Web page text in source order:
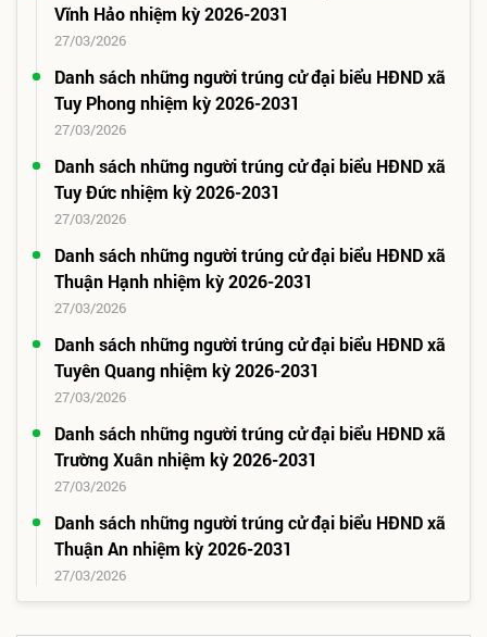
Vĩnh Hảo nhiệm kỳ 2026-2031
27/03/2026
Danh sách những người trúng cử đại biểu HĐND xã
Tuy Phong nhiệm kỳ 2026-2031
27/03/2026
Danh sách những người trúng cử đại biểu HĐND xã
Tuy Đức nhiệm kỳ 2026-2031
27/03/2026
Danh sách những người trúng cử đại biểu HĐND xã
Thuận Hạnh nhiệm kỳ 2026-2031
27/03/2026
Danh sách những người trúng cử đại biểu HĐND xã
Tuyên Quang nhiệm kỳ 2026-2031
27/03/2026
Danh sách những người trúng cử đại biểu HĐND xã
Trường Xuân nhiệm kỳ 2026-2031
27/03/2026
Danh sách những người trúng cử đại biểu HĐND xã
Thuận An nhiệm kỳ 2026-2031
27/03/2026